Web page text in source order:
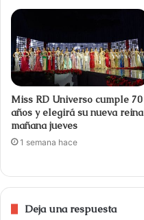
Miss RD Universo cumple 70
años y elegirá su nueva reina
mañana jueves
1 semana hace
Deja una respuesta